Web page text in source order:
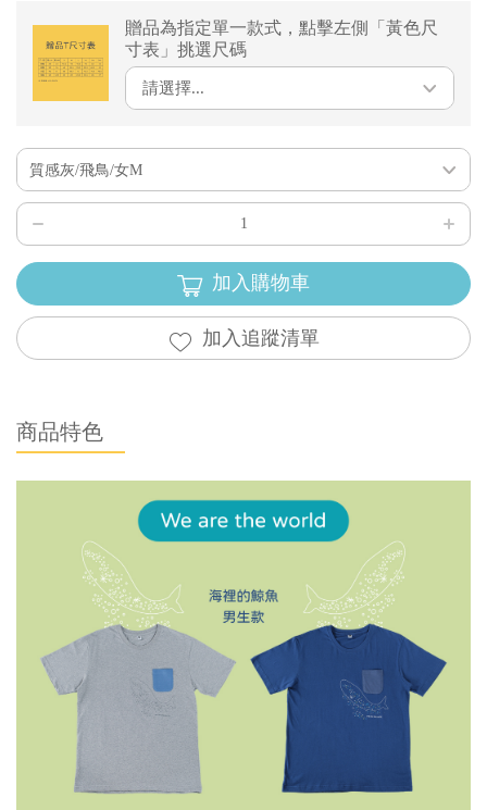
贈品為指定單一款式，點擊左側「黃色尺
寸表」挑選尺碼
請選擇...
質感灰/飛鳥/女M
加入購物車
加入追蹤清單
商品特色